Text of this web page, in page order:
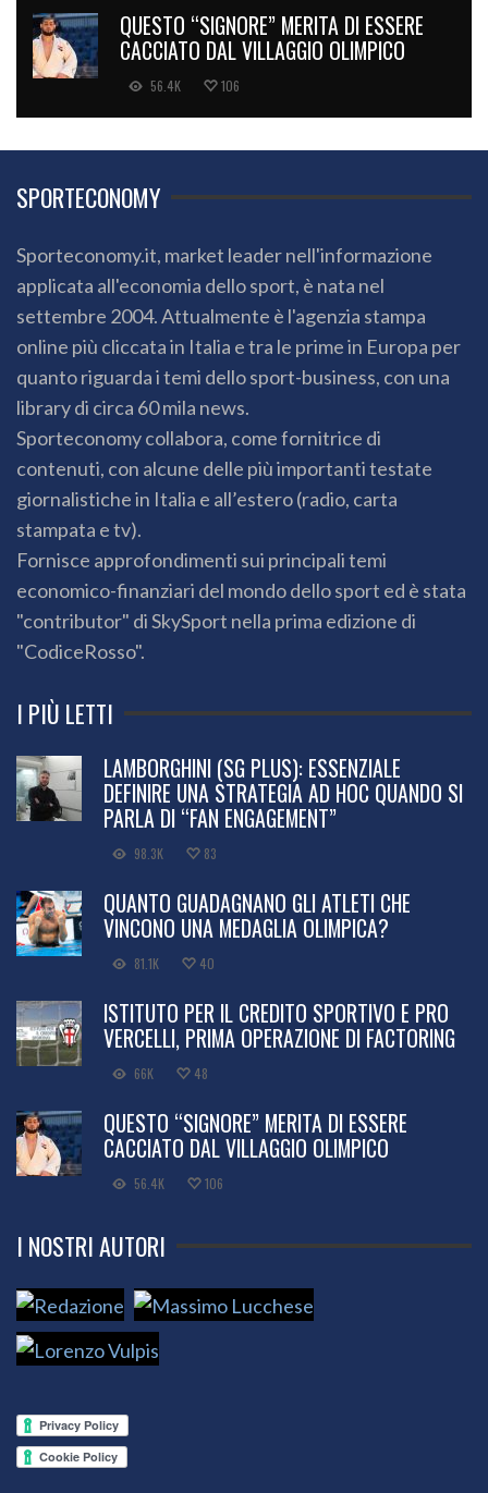
QUESTO “SIGNORE” MERITA DI ESSERE
CACCIATO DAL VILLAGGIO OLIMPICO
56.4K 106
SPORTECONOMY
Sporteconomy.it, market leader nell'informazione
applicata all'economia dello sport, è nata nel
settembre 2004. Attualmente è l'agenzia stampa
online più cliccata in Italia e tra le prime in Europa per
quanto riguarda i temi dello sport-business, con una
library di circa 60 mila news.
Sporteconomy collabora, come fornitrice di
contenuti, con alcune delle più importanti testate
giornalistiche in Italia e all’estero (radio, carta
stampata e tv).
Fornisce approfondimenti sui principali temi
economico-finanziari del mondo dello sport ed è stata
"contributor" di SkySport nella prima edizione di
"CodiceRosso".
I PIÙ LETTI
LAMBORGHINI (SG PLUS): ESSENZIALE
DEFINIRE UNA STRATEGIA AD HOC QUANDO SI
PARLA DI “FAN ENGAGEMENT”
98.3K 83
QUANTO GUADAGNANO GLI ATLETI CHE
VINCONO UNA MEDAGLIA OLIMPICA?
81.1K 40
ISTITUTO PER IL CREDITO SPORTIVO E PRO
VERCELLI, PRIMA OPERAZIONE DI FACTORING
66K 48
QUESTO “SIGNORE” MERITA DI ESSERE
CACCIATO DAL VILLAGGIO OLIMPICO
56.4K 106
I NOSTRI AUTORI